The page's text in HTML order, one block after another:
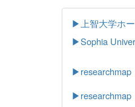
▶上智大学ホ
▶Sophia
▶researchmap
▶researchmap